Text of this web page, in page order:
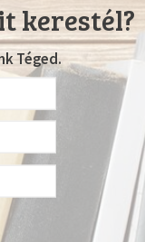
kerestél?
Téged.